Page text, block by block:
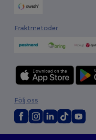
Fraktmetoder
Följ oss